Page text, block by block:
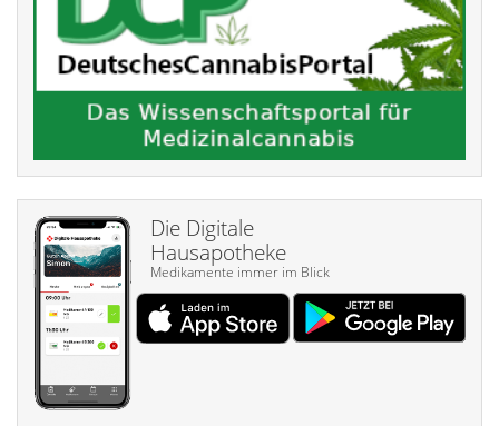
Die Digitale
Hausapotheke
Medikamente immer im Blick